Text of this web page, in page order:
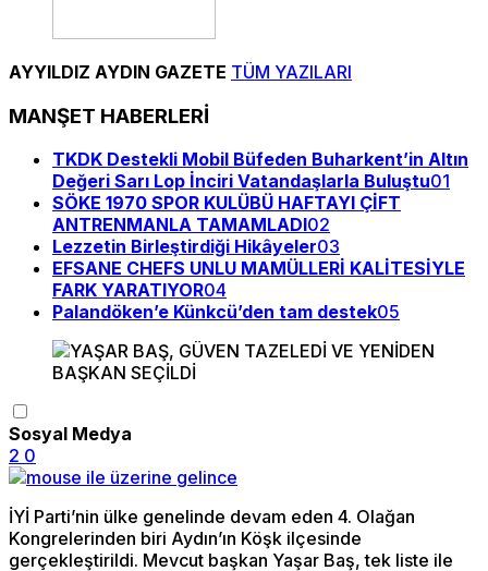
AYYILDIZ AYDIN GAZETE TÜM YAZILARI
MANŞET HABERLERİ
TKDK Destekli Mobil Büfeden Buharkent’in Altın
Değeri Sarı Lop İnciri Vatandaşlarla Buluştu01
SÖKE 1970 SPOR KULÜBÜ HAFTAYI ÇİFT
ANTRENMANLA TAMAMLADI02
Lezzetin Birleştirdiği Hikâyeler03
EFSANE CHEFS UNLU MAMÜLLERİ KALİTESİYLE
FARK YARATIYOR04
Palandöken’e Künkcü’den tam destek05
Sosyal Medya
2 0
İYİ Parti’nin ülke genelinde devam eden 4. Olağan
Kongrelerinden biri Aydın’ın Köşk ilçesinde
gerçekleştirildi. Mevcut başkan Yaşar Baş, tek liste ile